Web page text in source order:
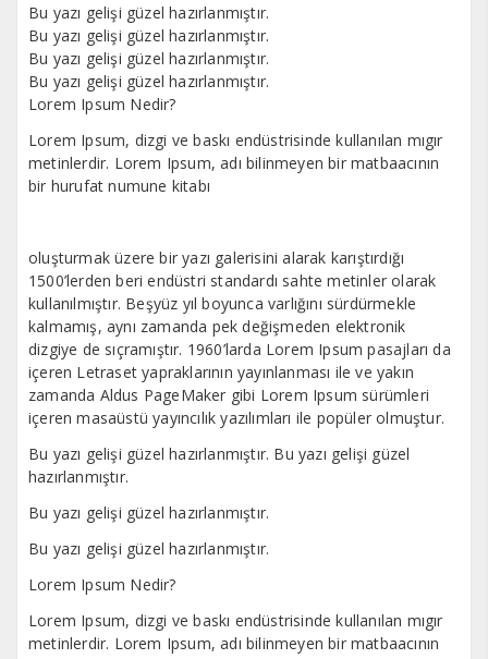
Bu yazı gelişi güzel hazırlanmıştır.
Bu yazı gelişi güzel hazırlanmıştır.
Bu yazı gelişi güzel hazırlanmıştır.
Bu yazı gelişi güzel hazırlanmıştır.
Lorem Ipsum Nedir?
Lorem Ipsum, dizgi ve baskı endüstrisinde kullanılan mıgır
metinlerdir. Lorem Ipsum, adı bilinmeyen bir matbaacının
bir hurufat numune kitabı
oluşturmak üzere bir yazı galerisini alarak karıştırdığı
1500’lerden beri endüstri standardı sahte metinler olarak
kullanılmıştır. Beşyüz yıl boyunca varlığını sürdürmekle
kalmamış, aynı zamanda pek değişmeden elektronik
dizgiye de sıçramıştır. 1960’larda Lorem Ipsum pasajları da
içeren Letraset yapraklarının yayınlanması ile ve yakın
zamanda Aldus PageMaker gibi Lorem Ipsum sürümleri
içeren masaüstü yayıncılık yazılımları ile popüler olmuştur.
Bu yazı gelişi güzel hazırlanmıştır. Bu yazı gelişi güzel
hazırlanmıştır.
Bu yazı gelişi güzel hazırlanmıştır.
Bu yazı gelişi güzel hazırlanmıştır.
Lorem Ipsum Nedir?
Lorem Ipsum, dizgi ve baskı endüstrisinde kullanılan mıgır
metinlerdir. Lorem Ipsum, adı bilinmeyen bir matbaacının